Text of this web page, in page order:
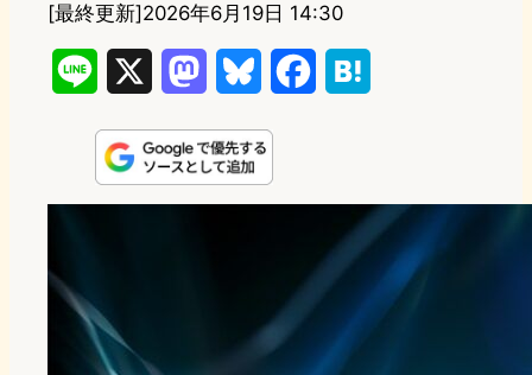
[最終更新]2026年6月19日 14:30
n
e
s
t
u
e
e
b
o
e